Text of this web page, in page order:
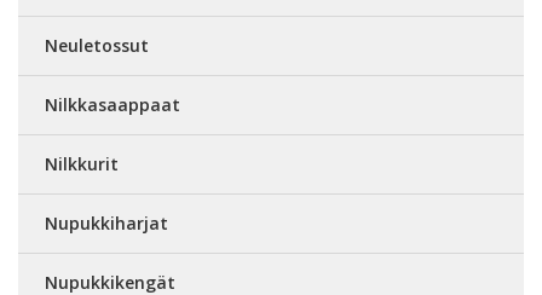
Neuletossut
Nilkkasaappaat
Nilkkurit
Nupukkiharjat
Nupukkikengät